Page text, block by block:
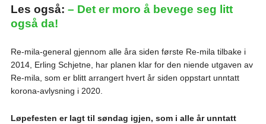
Les også: – Det er moro å bevege seg litt
også da!
Re-mila-general gjennom alle åra siden første Re-mila tilbake i
2014, Erling Schjetne, har planen klar for den niende utgaven av
Re-mila, som er blitt arrangert hvert år siden oppstart unntatt
korona-avlysning i 2020.
Løpefesten er lagt til søndag igjen, som i alle år unntatt